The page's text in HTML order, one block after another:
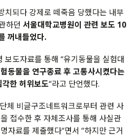
치되다 강제로 떼죽음 당했다는 내부
하던 서울대학교병원이 관련 보도 10
꺼내들었다.
보도자료를 통해 “유기동물을 실험대
동물을 연구종료후 고통사시켰다는
각한 허위보도“라고 단언했다.
체 비글구조네트워크로부터 관련 사
접수한 후 자체조사를 통해 사실관
자료를 제출했다“면서 “하지만근거